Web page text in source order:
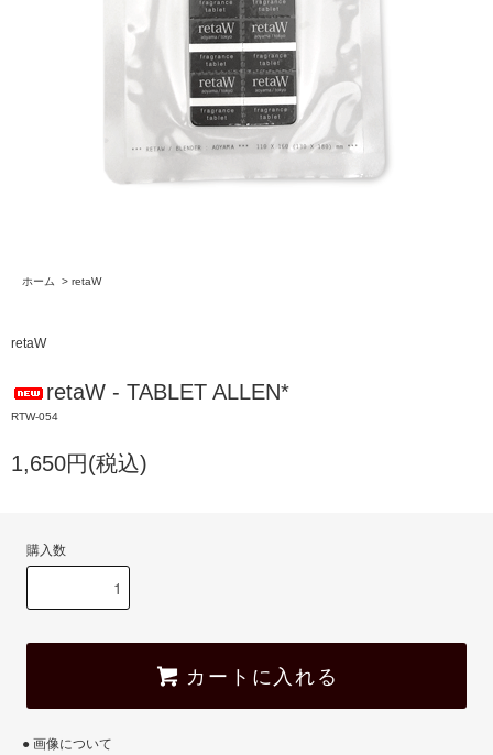
ホーム > retaW
retaW
retaW - TABLET ALLEN*
RTW-054
1,650円(税込)
購入数
カートに入れる
● 画像について